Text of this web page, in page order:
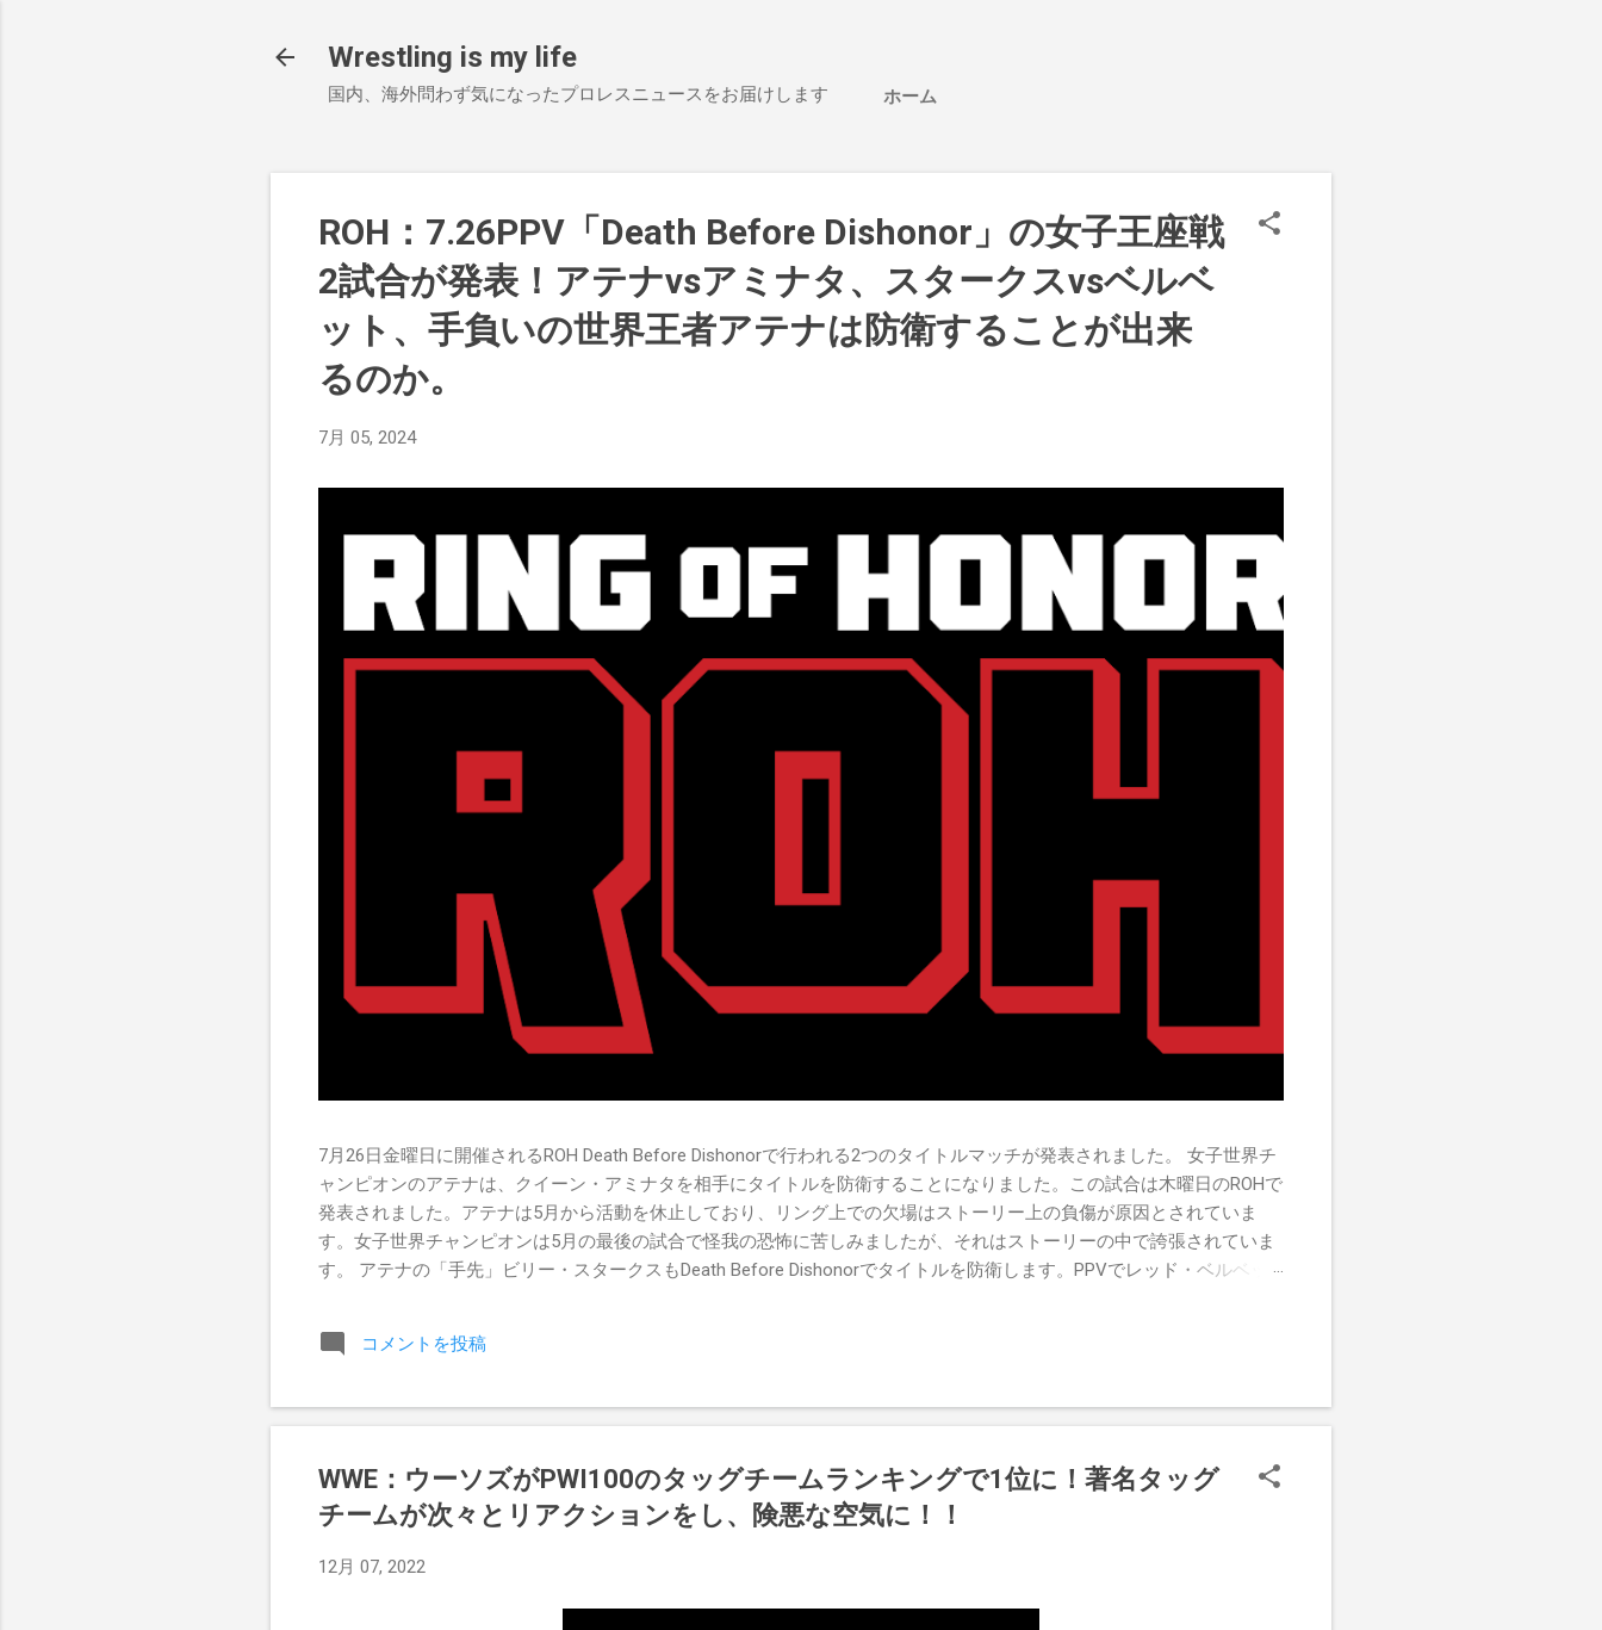
Wrestling is my life
国内、海外問わず気になったプロレスニュースをお届けします ホーム
ROH：7.26PPV「Death Before Dishonor」の女子王座戦
2試合が発表！アテナvsアミナタ、スタークスvsベルベ
ット、手負いの世界王者アテナは防衛することが出来
るのか。
7月 05, 2024
7月26日金曜日に開催されるROH Death Before Dishonorで行われる2つのタイトルマッチが発表されました。 女子世界チ
ャンピオンのアテナは、クイーン・アミナタを相手にタイトルを防衛することになりました。この試合は木曜日のROHで
発表されました。アテナは5月から活動を休止しており、リング上での欠場はストーリー上の負傷が原因とされていま
す。女子世界チャンピオンは5月の最後の試合で怪我の恐怖に苦しみましたが、それはストーリーの中で誇張されていま
す。 アテナの「手先」ビリー・スタークスもDeath Before Dishonorでタイトルを防衛します。PPVでレッド・ベルベッ
Championship Proving Groundの試合でウィーラー・ユータとタイムリミットで引き分けたので、チャンピオンシップへ
のチャンスを手に入れましたが、まだPPVでは公式に発表されていません。 Wrestling Observer
コメントを投稿
WWE：ウーソズがPWI100のタッグチームランキングで1位に！著名タッグ
チームが次々とリアクションをし、険悪な空気に！！
12月 07, 2022